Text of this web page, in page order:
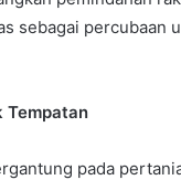
sebagai percubaan
Tempatan
pada